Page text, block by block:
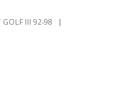
GOLF III 92-98